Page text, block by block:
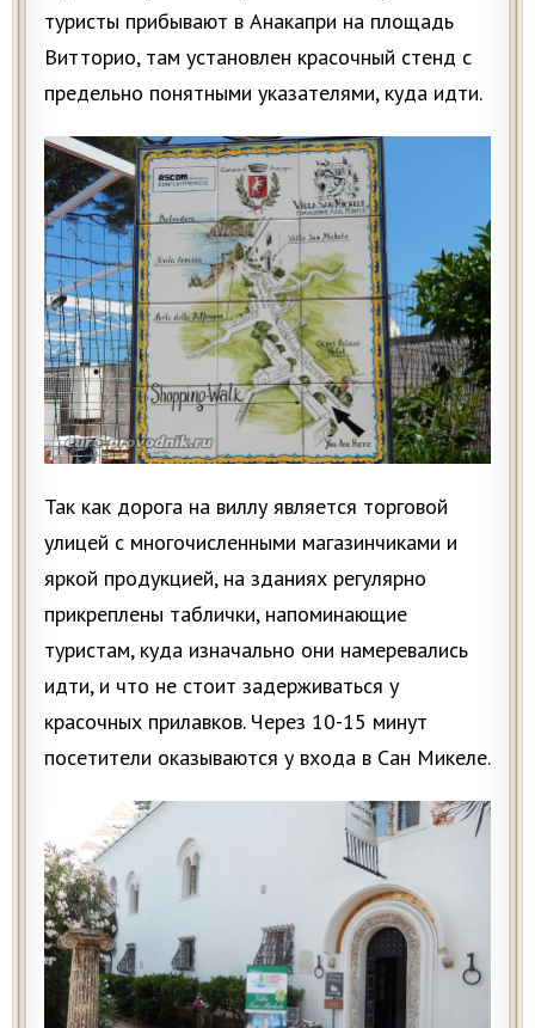
туристы прибывают в Анакапри на площадь
Витторио, там установлен красочный стенд с
предельно понятными указателями, куда идти.
Так как дорога на виллу является торговой
улицей с многочисленными магазинчиками и
яркой продукцией, на зданиях регулярно
прикреплены таблички, напоминающие
туристам, куда изначально они намеревались
идти, и что не стоит задерживаться у
красочных прилавков. Через 10-15 минут
посетители оказываются у входа в Сан Микеле.